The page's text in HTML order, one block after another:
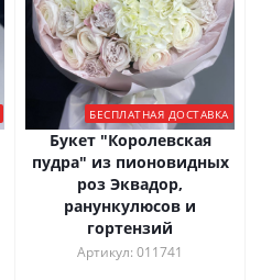
БЕСПЛАТНАЯ ДОСТАВКА
Букет "Королевская
пудра" из пионовидных
роз Эквадор,
ранункулюсов и
гортензий
Артикул: 011741